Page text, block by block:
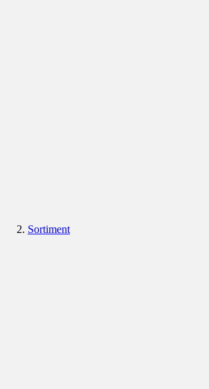
Sortiment